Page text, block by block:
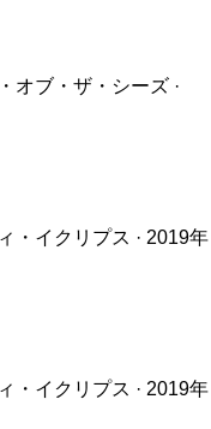
オブ・ザ・シーズ ·
・イクリプス · 2019年
・イクリプス · 2019年